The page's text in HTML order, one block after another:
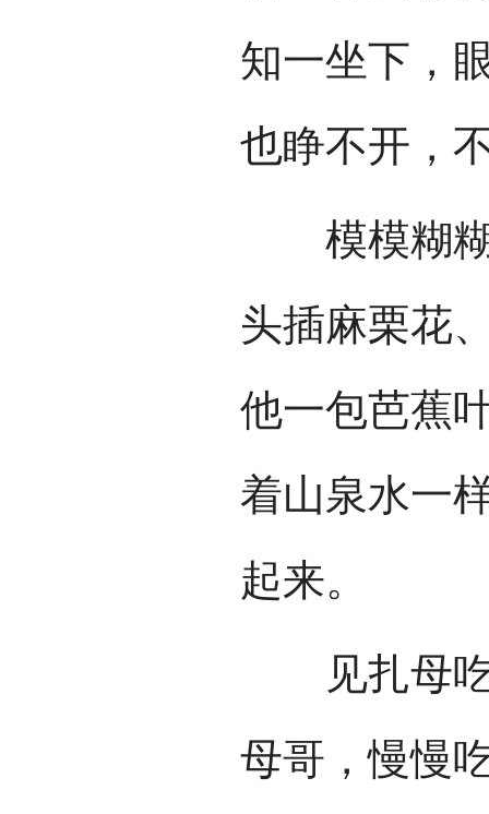
知一坐下，
也睁不开，
模模糊糊
头插麻栗花
他一包芭蕉
着山泉水一
起来。
见扎母吃
母哥，慢慢